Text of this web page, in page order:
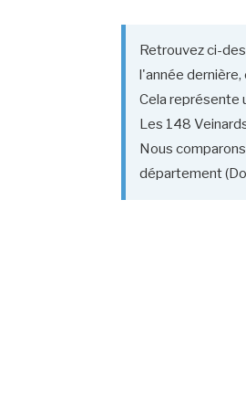
Retrouvez ci-
l'année dernière,
Cela représente
Les 148
Nous
département